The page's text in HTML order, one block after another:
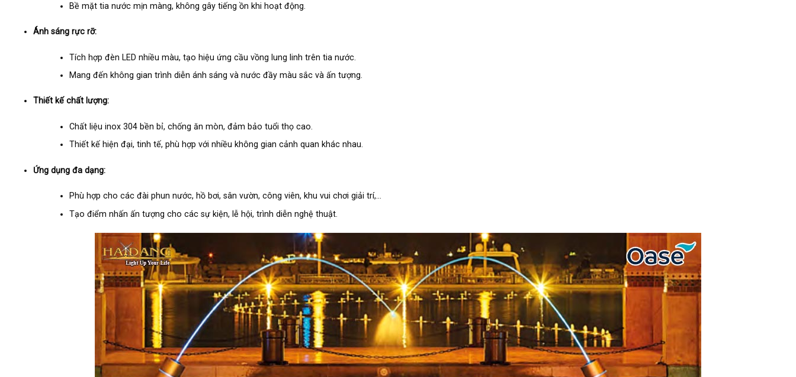
Bề mặt tia nước mịn màng, không gây tiếng ồn khi hoạt động.
Ánh sáng rực rỡ:
Tích hợp đèn LED nhiều màu, tạo hiệu ứng cầu vồng lung linh trên tia nước.
Mang đến không gian trình diễn ánh sáng và nước đầy màu sắc và ấn tượng.
Thiết kế chất lượng:
Chất liệu inox 304 bền bỉ, chống ăn mòn, đảm bảo tuổi thọ cao.
Thiết kế hiện đại, tinh tế, phù hợp với nhiều không gian cảnh quan khác nhau.
Ứng dụng đa dạng:
Phù hợp cho các đài phun nước, hồ bơi, sân vườn, công viên, khu vui chơi giải trí,…
Tạo điểm nhấn ấn tượng cho các sự kiện, lễ hội, trình diễn nghệ thuật.